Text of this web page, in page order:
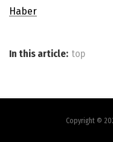
Haber
In this article: top
Copyright ©